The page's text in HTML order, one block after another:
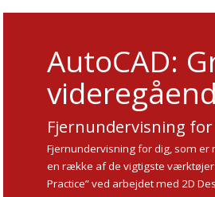
AutoCAD:
Fjernundervisning for
Fjernundervisning for dig, som er
en række af de vigtigste værktøjer
Practice” ved arbejdet med 2D